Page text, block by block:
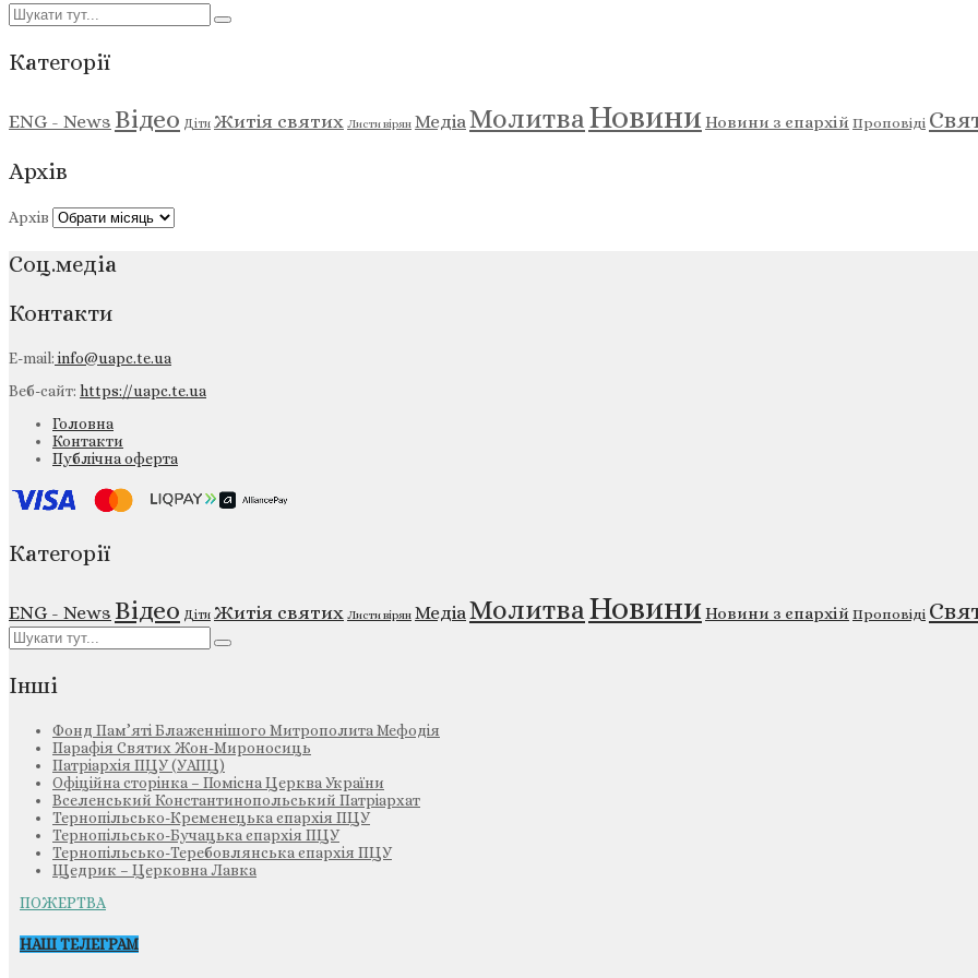
Категорії
ENG - News Відео Діти Житія святих Листи вірян МедіаМолитваНовини Новини з єпархій Проповіді
Архів
Архів
Соц.медіа
Контакти
E-mail:info@uapc.te.ua
Веб-сайт: https://uapc.te.ua
Головна
Контакти
Публічна оферта
Категорії
ENG - News Відео Діти Житія святих Листи вірян МедіаМолитваНовиниНовини з єпархій Проповіді
Інші
Фонд Пам’яті Блаженнішого Митрополита Мефодія
Парафія Святих Жон-Мироносиць
Патріархія ПЦУ (УАПЦ)
Офіційна сторінка – Помісна Церква України
Вселенський Константинопольський Патріархат
Тернопільсько-Кременецька єпархія ПЦУ
Тернопільсько-Бучацька єпархія ПЦУ
Тернопільсько-Теребовлянська єпархія ПЦУ
Щедрик – Церковна Лавка
ПОЖЕРТВА
НАШ ТЕЛЕГРАМ